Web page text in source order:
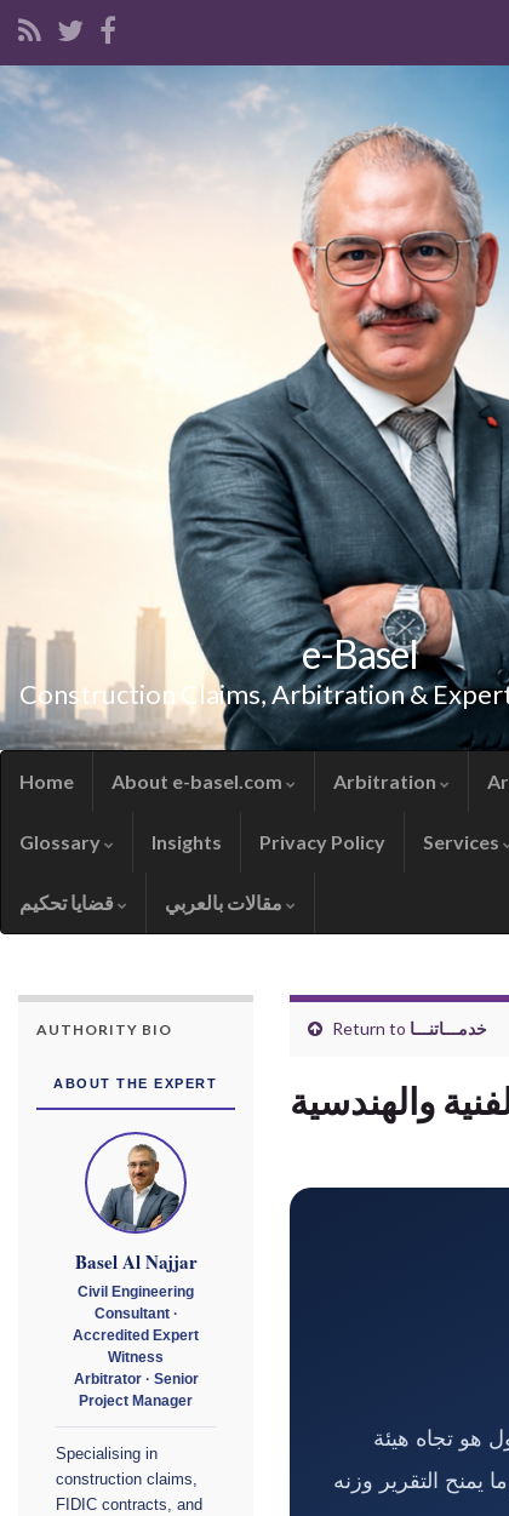
e-Basel
Construction Claims, Arbitration &
Home About e-basel.com Arbitration
Glossary Insights Privacy Policy Services
Return to خدمـــاتنـــا
والهندسية
هو تجاه هيئة
يمنح التقرير وزنه
AUTHORITY BIO
ABOUT THE EXPERT
Basel Al Najjar
Civil Engineering
Consultant ·
Accredited Expert
Witness
Arbitrator · Senior
Project Manager
Specialising in
construction claims,
FIDIC contracts, and